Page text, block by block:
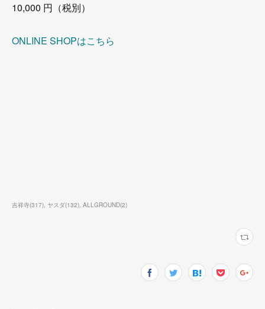
10,000 円（税別）
ONLINE SHOPはこちら
吉祥寺(317) ヤスダ(132) ALLGROUND(2)